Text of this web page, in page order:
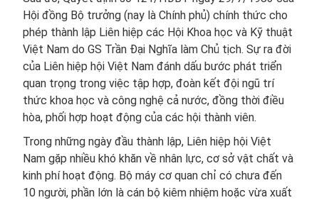
Hội đồng Bộ trưởng (nay là Chính phủ) chính thức cho
phép thành lập Liên hiệp các Hội Khoa học và Kỹ thuật
Việt Nam do GS Trần Đại Nghĩa làm Chủ tịch. Sự ra đời
của Liên hiệp hội Việt Nam đánh dấu bước phát triển
quan trọng trong việc tập hợp, đoàn kết đội ngũ trí
thức khoa học và công nghệ cả nước, đồng thời điều
hòa, phối hợp hoạt động của các hội thành viên.
Trong những ngày đầu thành lập, Liên hiệp hội Việt
Nam gặp nhiều khó khăn về nhân lực, cơ sở vật chất và
kinh phí hoạt động. Bộ máy cơ quan chỉ có chưa đến
10 người, phần lớn là cán bộ kiêm nhiệm hoặc vừa xuất